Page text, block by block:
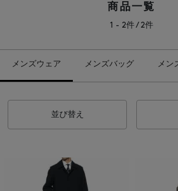
商品一覧
1 - 2件 / 2件
メンズウェア メンズバッグ メン
並び替え